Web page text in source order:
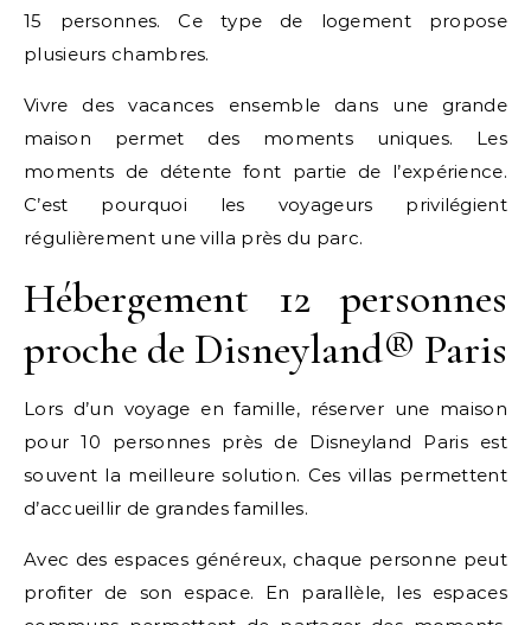
15 personnes. Ce type de logement propose
plusieurs chambres.
Vivre des vacances ensemble dans une grande
maison permet des moments uniques. Les
moments de détente font partie de l’expérience.
C’est pourquoi les voyageurs privilégient
régulièrement une villa près du parc.
Hébergement 12 personnes
proche de Disneyland® Paris
Lors d’un voyage en famille, réserver une maison
pour 10 personnes près de Disneyland Paris est
souvent la meilleure solution. Ces villas permettent
d’accueillir de grandes familles.
Avec des espaces généreux, chaque personne peut
profiter de son espace. En parallèle, les espaces